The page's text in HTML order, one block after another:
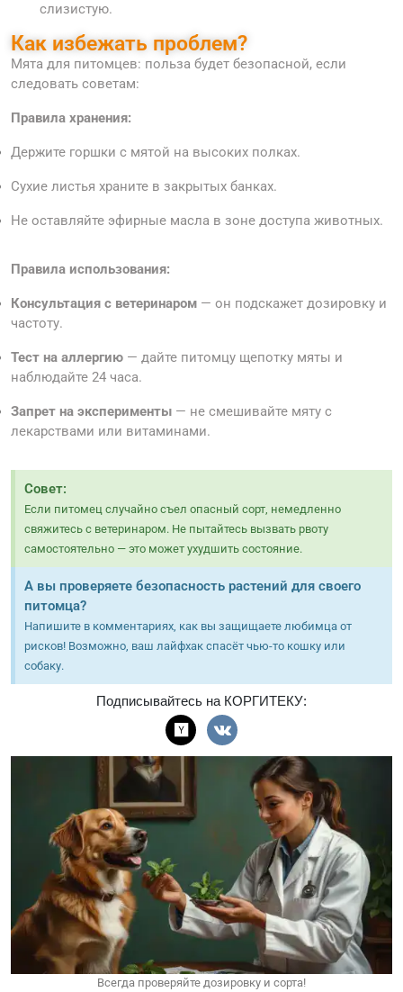
слизистую.
Как избежать проблем?
Мята для питомцев: польза будет безопасной, если
следовать советам:
Правила хранения:
Держите горшки с мятой на высоких полках.
Сухие листья храните в закрытых банках.
Не оставляйте эфирные масла в зоне доступа животных.
Правила использования:
Консультация с ветеринаром — он подскажет дозировку и
частоту.
Тест на аллергию — дайте питомцу щепотку мяты и
наблюдайте 24 часа.
Запрет на эксперименты — не смешивайте мяту с
лекарствами или витаминами.
Совет:
Если питомец случайно съел опасный сорт, немедленно
свяжитесь с ветеринаром. Не пытайтесь вызвать рвоту
самостоятельно — это может ухудшить состояние.
А вы проверяете безопасность растений для своего
питомца?
Напишите в комментариях, как вы защищаете любимца от
рисков! Возможно, ваш лайфхак спасёт чью-то кошку или
собаку.
Подписывайтесь на КОРГИТЕКУ:
Всегда проверяйте дозировку и сорта!